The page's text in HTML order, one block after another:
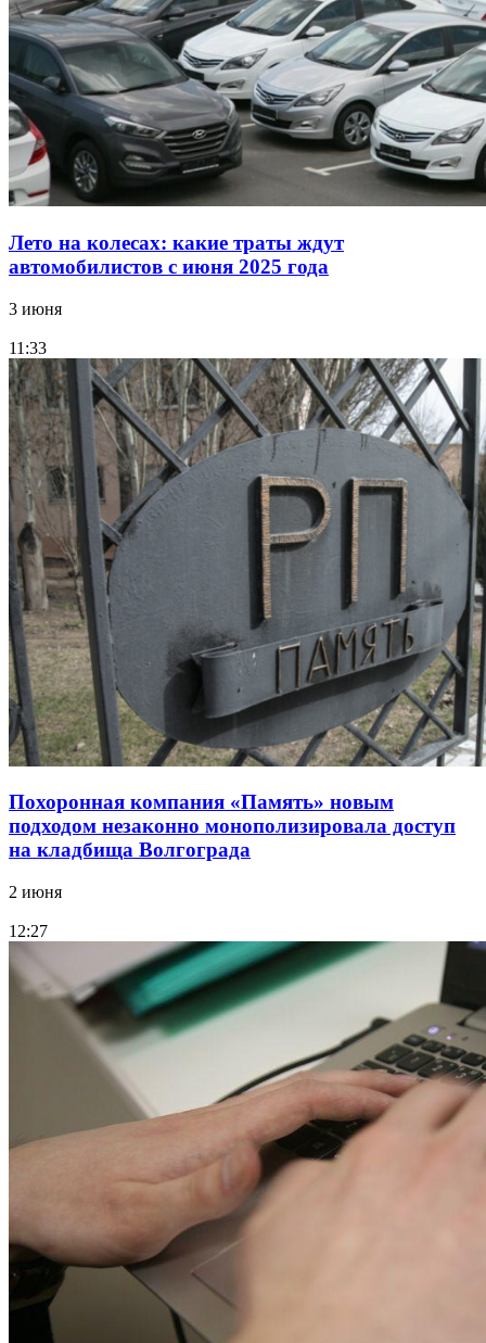
Лето на колесах: какие траты ждут
автомобилистов с июня 2025 года
3 июня
11:33
Похоронная компания «Память» новым
подходом незаконно монополизировала доступ
на кладбища Волгограда
2 июня
12:27